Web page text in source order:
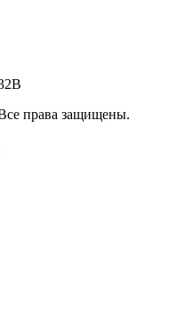
права защищены.